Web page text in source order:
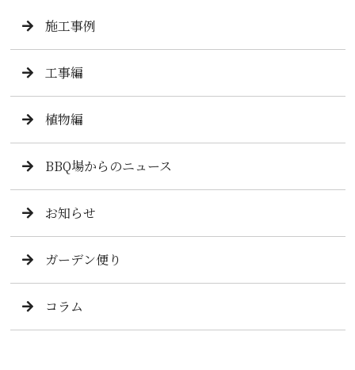
施工事例
工事編
植物編
BBQ場からのニュース
お知らせ
ガーデン便り
コラム